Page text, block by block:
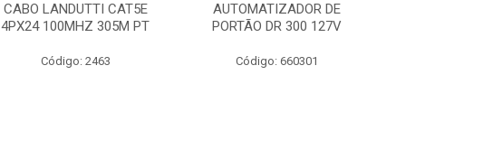
CABO LANDUTTI CAT5E
4PX24 100MHZ 305M PT
Código: 2463
AUTOMATIZADOR DE
PORTÃO DR 300 127V
Código: 660301